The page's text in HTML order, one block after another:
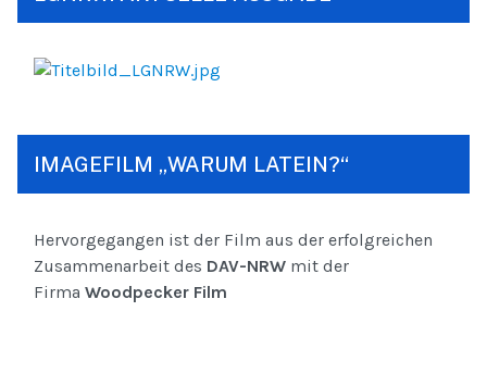
IMAGEFILM „WARUM LATEIN?“
Hervorgegangen ist der Film aus der erfolgreichen
Zusammenarbeit des DAV-NRW mit der
Firma Woodpecker Film